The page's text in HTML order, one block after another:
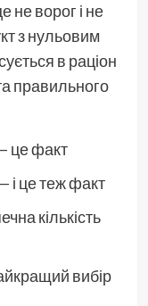
не ворог і не
з нульовим
в раціон
правильного
це факт
і це теж факт
кількість
вибір